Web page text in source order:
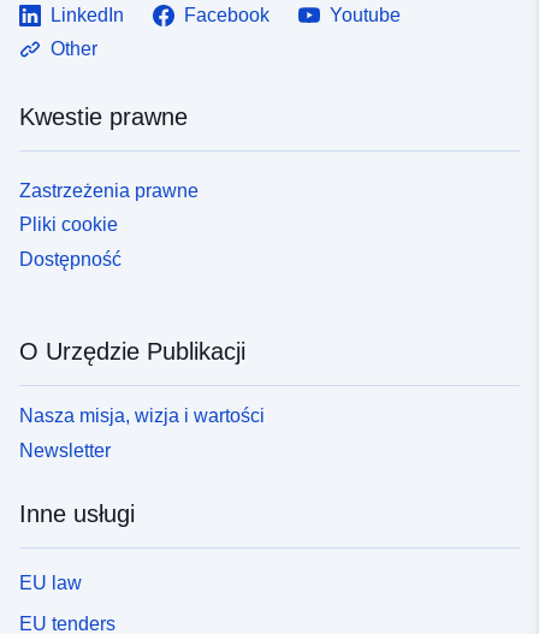
LinkedIn Facebook
Youtube
Other
Kwestie prawne
Zastrzeżenia prawne
Pliki cookie
Dostępność
O Urzędzie Publikacji
Nasza misja, wizja i wartości
Newsletter
Inne usługi
EU law
EU tenders